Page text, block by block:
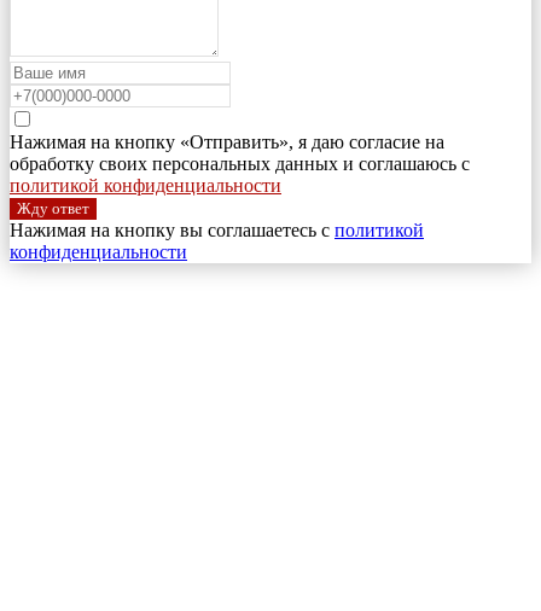
Нажимая на кнопку «Отправить», я даю согласие на
обработку своих персональных данных и соглашаюсь с
политикой конфиденциальности
Жду ответ
Нажимая на кнопку вы соглашаетесь с политикой
конфиденциальности